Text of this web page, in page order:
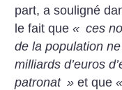
part, a souligné
le fait que« ces
de la population
milliards d’euros
patronat » et que«